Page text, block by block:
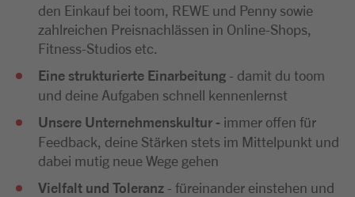
den Einkauf bei toom, REWE und Penny sowie
zahlreichen Preisnachlässen in Online-Shops,
Fitness-Studios etc.
Eine strukturierte Einarbeitung - damit du toom
und deine Aufgaben schnell kennenlernst
Unsere Unternehmenskultur - immer offen für
Feedback, deine Stärken stets im Mittelpunkt und
dabei mutig neue Wege gehen
Vielfalt und Toleranz - füreinander einstehen und